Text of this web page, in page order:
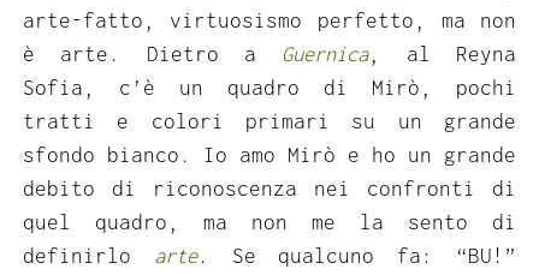
arte-fatto, virtuosismo perfetto, ma non
è arte. Dietro a Guernica, al Reyna
Sofia, c’è un quadro di Mirò, pochi
tratti e colori primari su un grande
sfondo bianco. Io amo Mirò e ho un grande
debito di riconoscenza nei confronti di
quel quadro, ma non me la sento di
definirlo arte. Se qualcuno fa: “BU!”